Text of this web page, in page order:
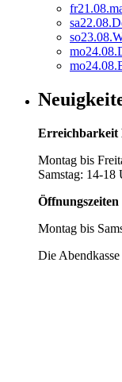
fr21.08.
sa22.08.
so23.08.
mo24.08.
mo24.08.
Erreichbarkeit
Montag bis
Samstag: 14-18
Öffnungszeiten
Montag bis
Die